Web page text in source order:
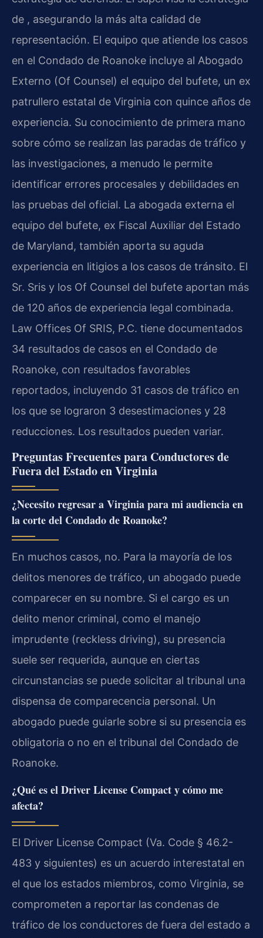
de , asegurando la más alta calidad de
representación. El equipo que atiende los casos
en el Condado de Roanoke incluye al Abogado
Externo (Of Counsel) el equipo del bufete, un ex
patrullero estatal de Virginia con quince años de
experiencia. Su conocimiento de primera mano
sobre cómo se realizan las paradas de tráfico y
las investigaciones, a menudo le permite
identificar errores procesales y debilidades en
las pruebas del oficial. La abogada externa el
equipo del bufete, ex Fiscal Auxiliar del Estado
de Maryland, también aporta su aguda
experiencia en litigios a los casos de tránsito. El
Sr. Sris y los Of Counsel del bufete aportan más
de 120 años de experiencia legal combinada.
Law Offices Of SRIS, P.C. tiene documentados
34 resultados de casos en el Condado de
Roanoke, con resultados favorables
reportados, incluyendo 31 casos de tráfico en
los que se lograron 3 desestimaciones y 28
reducciones. Los resultados pueden variar.
Preguntas Frecuentes para Conductores de
Fuera del Estado en Virginia
¿Necesito regresar a Virginia para mi audiencia en
la corte del Condado de Roanoke?
En muchos casos, no. Para la mayoría de los
delitos menores de tráfico, un abogado puede
comparecer en su nombre. Si el cargo es un
delito menor criminal, como el manejo
imprudente (reckless driving), su presencia
suele ser requerida, aunque en ciertas
circunstancias se puede solicitar al tribunal una
dispensa de comparecencia personal. Un
abogado puede guiarle sobre si su presencia es
obligatoria o no en el tribunal del Condado de
Roanoke.
¿Qué es el Driver License Compact y cómo me
afecta?
El Driver License Compact (Va. Code § 46.2-
483 y siguientes) es un acuerdo interestatal en
el que los estados miembros, como Virginia, se
comprometen a reportar las condenas de
tráfico de los conductores de fuera del estado a